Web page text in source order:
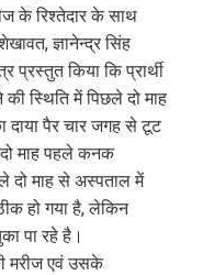
के रिश्तेदार के साथ
ज्ञानेन्द्र सिंह
प्रस्तुत किया कि प्रार्थी
स्थिति में पिछले दो माह
दाया पैर चार जगह से टूट
माह पहले कनक
दो माह से अस्पताल में
हो गया है, लेकिन
पा रहे है।
मरीज एवं उसके